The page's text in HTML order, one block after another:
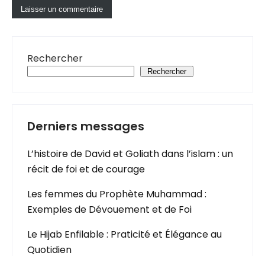
Rechercher
Rechercher
Derniers messages
L’histoire de David et Goliath dans l’islam : un
récit de foi et de courage
Les femmes du Prophète Muhammad :
Exemples de Dévouement et de Foi
Le Hijab Enfilable : Praticité et Élégance au
Quotidien